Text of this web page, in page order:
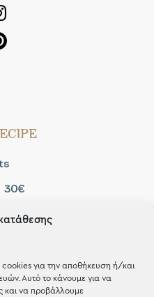
cookies για την αποθήκευση ή/και
Αυτό το κάνουμε για να
και να προβάλλουμε
30€
look